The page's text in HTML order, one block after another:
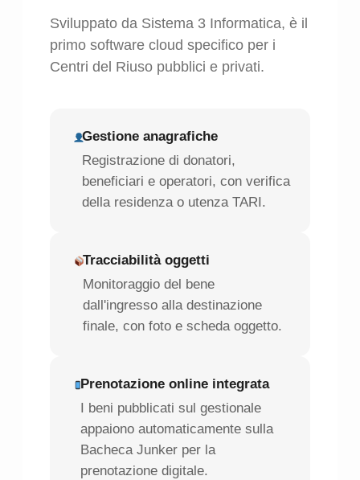
Sviluppato da Sistema 3 Informatica, è il
primo software cloud specifico per i
Centri del Riuso pubblici e privati.
Gestione anagrafiche
Registrazione di donatori,
beneficiari e operatori, con verifica
della residenza o utenza TARI.
Tracciabilità oggetti
Monitoraggio del bene
dall'ingresso alla destinazione
finale, con foto e scheda oggetto.
Prenotazione online integrata
I beni pubblicati sul gestionale
appaiono automaticamente sulla
Bacheca Junker per la
prenotazione digitale.